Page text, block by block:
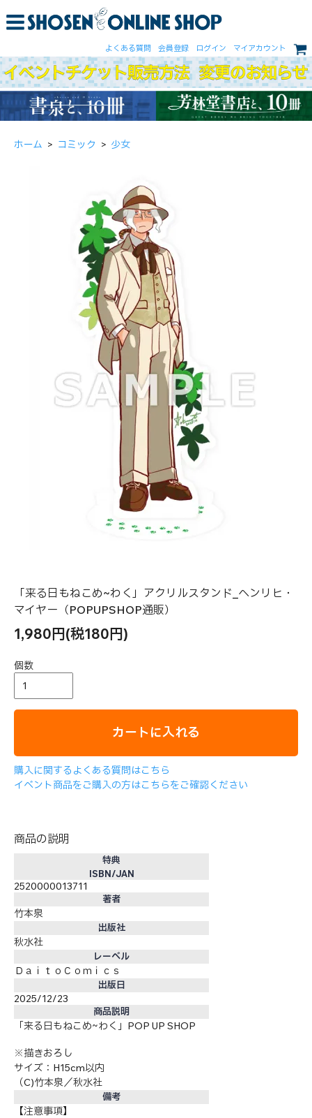
よくある質問 会員登録 ログイン マイアカウント
ホーム > コミック > 少女
「来る日もねこめ~わく」アクリルスタンド_ヘンリヒ・
マイヤー（POPUPSHOP通販）
1,980円(税180円)
個数
カートに入れる
購入に関するよくある質問はこちら
イベント商品をご購入の方はこちらをご確認ください
商品の説明
特典
ISBN/JAN
2520000013711
著者
竹本泉
出版社
秋水社
レーベル
ＤａｉｔｏＣｏｍｉｃｓ
出版日
2025/12/23
商品説明
「来る日もねこめ~わく」POP UP SHOP
※描きおろし
サイズ：H15cm以内
（C)竹本泉／秋水社
備考
【注意事項】